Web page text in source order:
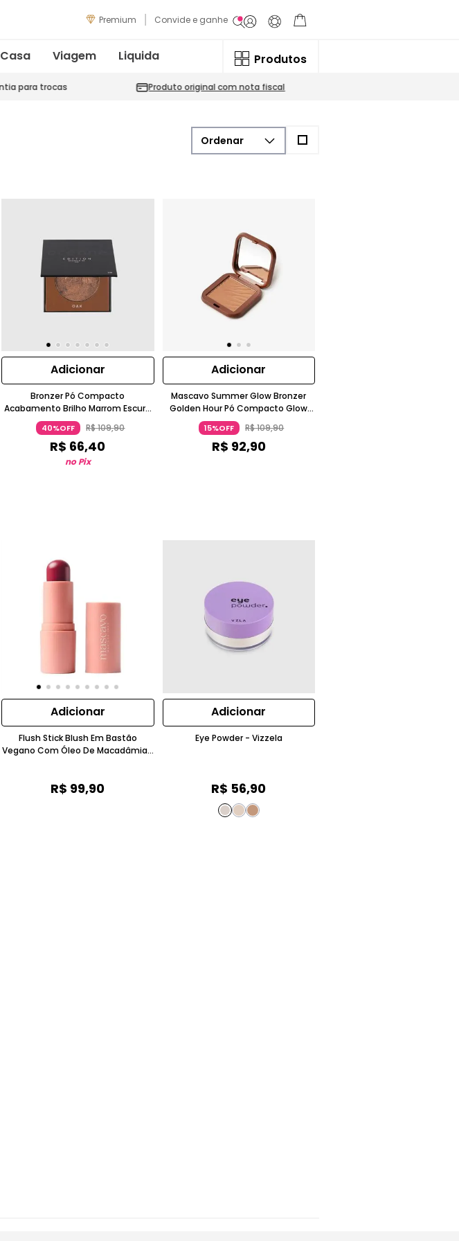
Premium Convide e ganhe
Casa Viagem Liquida Produtos
para trocas Produto original com nota fiscal
Adicionar
Bronzer Pó Compacto
Acabamento Brilho Marrom Escuro
Oak Océane Edition
40%OFF R$109,90
R$ 66,40
no Pix
Adicionar
Mascavo Summer Glow Bronzer
Golden Hour Pó Compacto Glow
Radiante Bronze MASCAVO
15%OFF R$109,90
R$ 92,90
Adicionar
Flush Stick Blush Em Bastão
Vegano Com Óleo De Macadâmia E
R$ 99,90
Adicionar
Eye Powder - Vizzela
R$ 56,90